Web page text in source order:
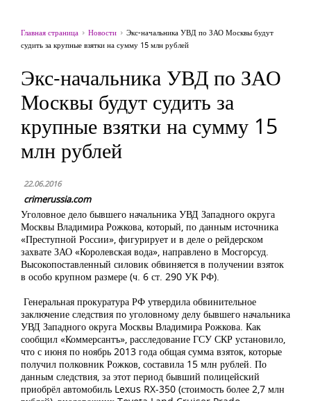
Главная страница Новости
Экс-начальника УВД по ЗАО Москвы будут
судить за крупные взятки на сумму 15 млн рублей
Экс-начальника УВД по ЗАО
Москвы будут судить за
крупные взятки на сумму 15
млн рублей
22.06.2016
crimerussia.com
Уголовное дело бывшего начальника УВД Западного округа
Москвы Владимира Рожкова, который, по данным источника
«Преступной России», фигурирует и в деле о рейдерском
захвате ЗАО «Королевская вода», направлено в Мосгорсуд.
Высокопоставленный силовик обвиняется в получении взяток
в особо крупном размере (ч. 6 ст. 290 УК РФ).
Генеральная прокуратура РФ утвердила обвинительное
заключение следствия по уголовному делу бывшего начальника
УВД Западного округа Москвы Владимира Рожкова. Как
сообщил «Коммерсантъ», расследование ГСУ СКР установило,
что с июня по ноябрь 2013 года общая сумма взяток, которые
получил полковник Рожков, составила 15 млн рублей. По
данным следствия, за этот период бывший полицейский
приобрёл автомобиль Lexus RX-350 (стоимость более 2,7 млн